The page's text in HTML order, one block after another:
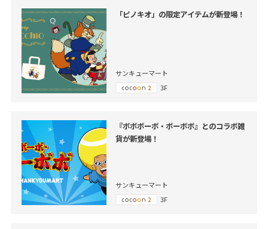
「ピノキオ」の限定アイテムが新登場！
サンキューマート
3F
『ボボボーボ・ボーボボ』とのコラボ雑
貨が新登場！
サンキューマート
3F